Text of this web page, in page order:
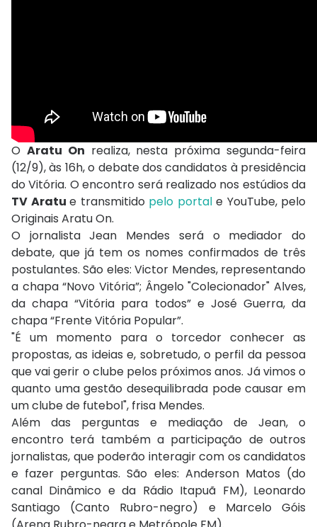
O Aratu On realiza, nesta próxima segunda-feira
(12/9), às 16h, o debate dos candidatos à presidência
do Vitória. O encontro será realizado nos estúdios da
TV Aratu e transmitido pelo portale YouTube, pelo
Originais Aratu On.
O jornalista Jean Mendes será o mediador do
debate, que já tem os nomes confirmados de três
postulantes. São eles: Victor Mendes, representando
a chapa “Novo Vitória”; Ângelo "Colecionador" Alves,
da chapa “Vitória para todos” e José Guerra, da
chapa “Frente Vitória Popular”.
"É um momento para o torcedor conhecer as
propostas, as ideias e, sobretudo, o perfil da pessoa
que vai gerir o clube pelos próximos anos. Já vimos o
quanto uma gestão desequilibrada pode causar em
um clube de futebol", frisa Mendes.
Além das perguntas e mediação de Jean, o
encontro terá também a participação de outros
jornalistas, que poderão interagir com os candidatos
e fazer perguntas. São eles: Anderson Matos (do
canal Dinâmico e da Rádio Itapuã FM), Leonardo
Santiago (Canto Rubro-negro) e Marcelo Góis